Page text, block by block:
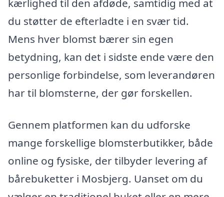
kærlighed til den afdøde, samtidig med at
du støtter de efterladte i en svær tid.
Mens hver blomst bærer sin egen
betydning, kan det i sidste ende være den
personlige forbindelse, som leverandøren
har til blomsterne, der gør forskellen.
Gennem platformen kan du udforske
mange forskellige blomsterbutikker, både
online og fysiske, der tilbyder levering af
bårebuketter i Mosbjerg. Uanset om du